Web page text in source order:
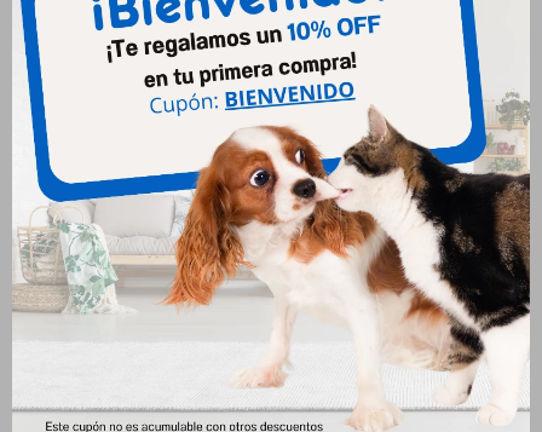
Corta Uñas Para Gatos Blister
Aca No Aerosol X 440 Ml
775